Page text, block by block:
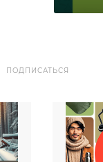
ПОДПИСАТЬСЯ